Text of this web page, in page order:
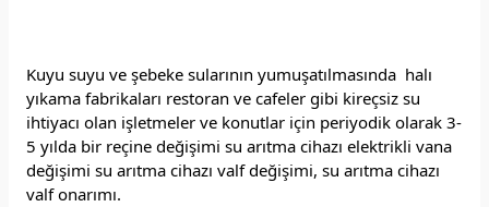
Kuyu suyu ve şebeke sularının yumuşatılmasında halı
yıkama fabrikaları restoran ve cafeler gibi kireçsiz su
ihtiyacı olan işletmeler ve konutlar için periyodik olarak 3-
5 yılda bir reçine değişimi su arıtma cihazı elektrikli vana
değişimi su arıtma cihazı valf değişimi, su arıtma cihazı
valf onarımı.